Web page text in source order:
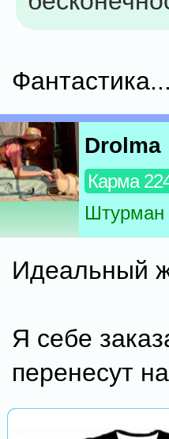
Drolma
Карма
Штурман
Идеальный
Я себе
перенесут